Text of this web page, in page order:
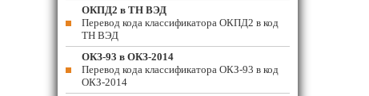
ОКПД2 в ТН ВЭД
Перевод кода классификатора ОКПД2 в код
ТН ВЭД
ОКЗ-93 в ОКЗ-2014
Перевод кода классификатора ОКЗ-93 в код
ОКЗ-2014